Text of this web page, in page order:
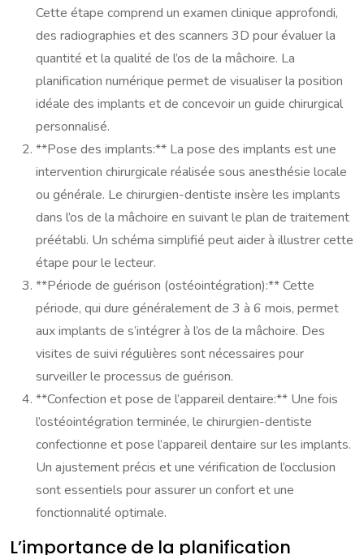
Cette étape comprend un examen clinique approfondi,
des radiographies et des scanners 3D pour évaluer la
quantité et la qualité de l’os de la mâchoire. La
planification numérique permet de visualiser la position
idéale des implants et de concevoir un guide chirurgical
personnalisé.
**Pose des implants:** La pose des implants est une
intervention chirurgicale réalisée sous anesthésie locale
ou générale. Le chirurgien-dentiste insère les implants
dans l’os de la mâchoire en suivant le plan de traitement
préétabli. Un schéma simplifié peut aider à illustrer cette
étape pour le lecteur.
**Période de guérison (ostéointégration):** Cette
période, qui dure généralement de 3 à 6 mois, permet
aux implants de s’intégrer à l’os de la mâchoire. Des
visites de suivi régulières sont nécessaires pour
surveiller le processus de guérison.
**Confection et pose de l’appareil dentaire:** Une fois
l’ostéointégration terminée, le chirurgien-dentiste
confectionne et pose l’appareil dentaire sur les implants.
Un ajustement précis et une vérification de l’occlusion
sont essentiels pour assurer un confort et une
fonctionnalité optimale.
L’importance de la planification